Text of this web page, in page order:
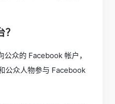
众的 Facebook 帐户，
公众人物参与 Facebook